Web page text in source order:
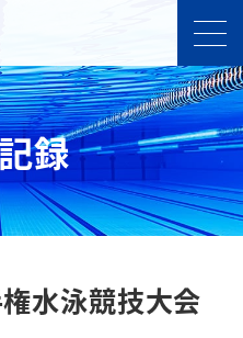
録
水泳競技大会